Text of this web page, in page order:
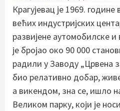
Крагујевац је 1969.
већих индустријских
развијене аутомобилске и
је бројао око 90 000
радили у Заводу „Црвена
био релативно добар,
а викендом, зна се, ишло
Великом парку, који је